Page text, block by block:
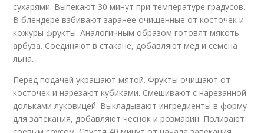
сухарями. Выпекают 30 минут при температуре градусов.
В блендере взбивают заранее очищенные от косточек и
кожуры фрукты. Аналогичным образом готовят мякоть
арбуза. Соединяют в стакане, добавляют мед и семена
льна.
Перед подачей украшают мятой. Фрукты очищают от
косточек и нарезают кубиками. Смешивают с нарезанной
дольками луковицей. Выкладывают ингредиенты в форму
для запекания, добавляют чеснок и розмарин. Поливают